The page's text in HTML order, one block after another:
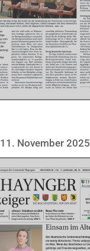
11. November 2025